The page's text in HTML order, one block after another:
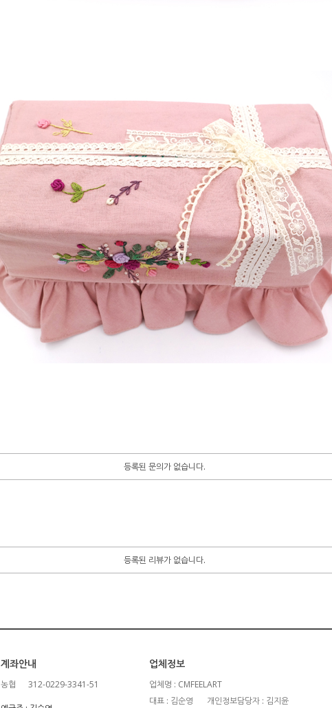
등록된 문의가 없습니다.
등록된 리뷰가 없습니다.
계좌안내
농협 312-0229-3341-51
업체정보
업체명 : CMFEELART
대표 : 김순영
개인정보담당자 : 김지윤